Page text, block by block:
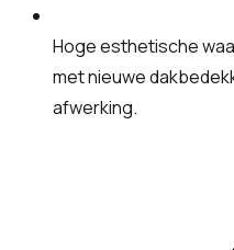
Hoge esthetische
met nieuwe
afwerking.